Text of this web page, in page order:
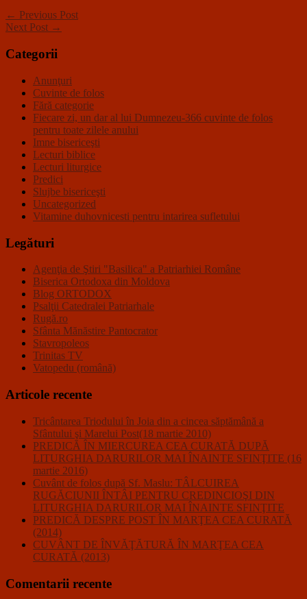
← Previous Post
Next Post →
Categorii
Anunţuri
Cuvinte de folos
Fără categorie
Fiecare zi, un dar al lui Dumnezeu-366 cuvinte de folos
pentru toate zilele anului
Imne bisericeşti
Lecturi biblice
Lecturi liturgice
Predici
Slujbe bisericeşti
Uncategorized
Vitamine duhovnicesti pentru intarirea sufletului
Legături
Agenţia de Ştiri "Basilica" a Patriarhiei Române
Biserica Ortodoxa din Moldova
Blog ORTODOX
Psalţii Catedralei Patriarhale
Rugă.ro
Sfânta Mănăstire Pantocrator
Stavropoleos
Trinitas TV
Vatopedu (română)
Articole recente
Tricântarea Triodului în Joia din a cincea săptămână a
Sfântului şi Marelui Post(18 martie 2010)
PREDICĂ ÎN MIERCUREA CEA CURATĂ DUPĂ
LITURGHIA DARURILOR MAI ÎNAINTE SFINŢITE (16
martie 2016)
Cuvânt de folos după Sf. Maslu: TÂLCUIREA
RUGĂCIUNII ÎNTÂI PENTRU CREDINCIOŞI DIN
LITURGHIA DARURILOR MAI ÎNAINTE SFINŢITE
PREDICĂ DESPRE POST ÎN MARŢEA CEA CURATĂ
(2014)
CUVÂNT DE ÎNVĂŢĂTURĂ ÎN MARŢEA CEA
CURATĂ (2013)
Comentarii recente